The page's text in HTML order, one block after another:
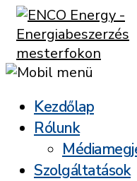
Kezdőlap
Rólunk
Szolgáltatások